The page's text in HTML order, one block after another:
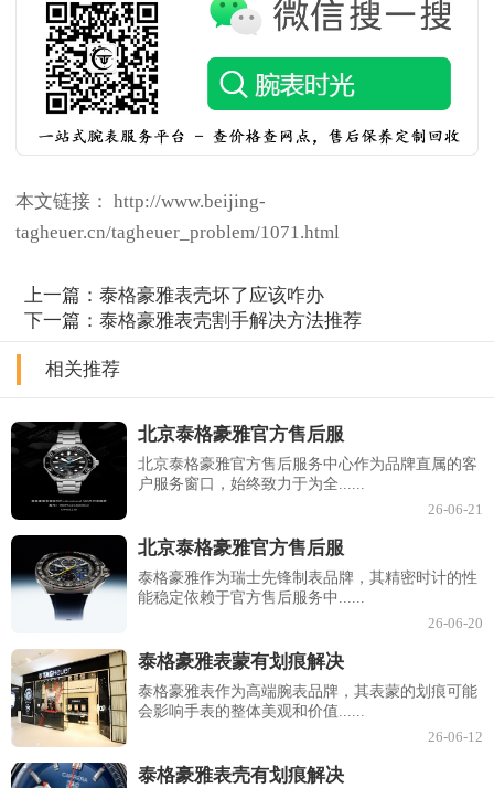
本文链接： http://www.beijing-
tagheuer.cn/tagheuer_problem/1071.html
上一篇：泰格豪雅表壳坏了应该咋办
下一篇：泰格豪雅表壳割手解决方法推荐
相关推荐
北京泰格豪雅官方售后服
北京泰格豪雅官方售后服务中心作为品牌直属的客
户服务窗口，始终致力于为全......
26-06-21
北京泰格豪雅官方售后服
泰格豪雅作为瑞士先锋制表品牌，其精密时计的性
能稳定依赖于官方售后服务中......
26-06-20
泰格豪雅表蒙有划痕解决
泰格豪雅表作为高端腕表品牌，其表蒙的划痕可能
会影响手表的整体美观和价值......
26-06-12
泰格豪雅表壳有划痕解决